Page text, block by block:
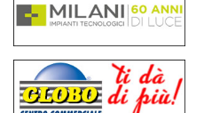
commenti
Contenuti
del
sito